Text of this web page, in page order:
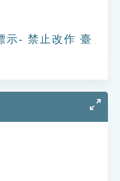
示- 禁止改作 臺